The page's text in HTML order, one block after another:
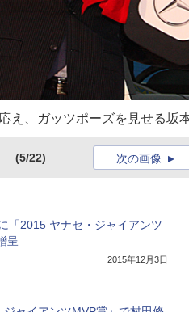
え、ガッツポーズを見せる坂
(5/22) 次の画像
「2015 ヤナセ・ジャイアンツ
呈
2015年12月3日